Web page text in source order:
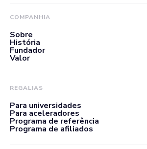
COMPANHIA
Sobre
História
Fundador
Valor
REGALIAS
Para universidades
Para aceleradores
Programa de referência
Programa de afiliados